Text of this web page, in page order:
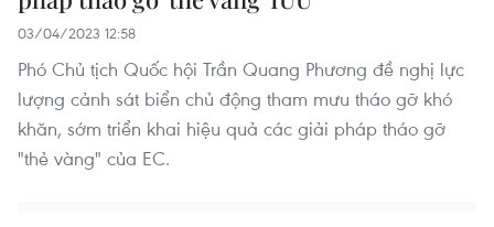
03/04/2023 12:58
Phó Chủ tịch Quốc hội Trần Quang Phương đề nghị lực
lượng cảnh sát biển chủ động tham mưu tháo gỡ khó
khăn, sớm triển khai hiệu quả các giải pháp tháo gỡ
"thẻ vàng" của EC.